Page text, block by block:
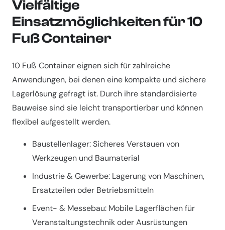
Vielfältige
Einsatzmöglichkeiten für 10
Fuß Container
10 Fuß Container eignen sich für zahlreiche
Anwendungen, bei denen eine kompakte und sichere
Lagerlösung gefragt ist. Durch ihre standardisierte
Bauweise sind sie leicht transportierbar und können
flexibel aufgestellt werden.
Baustellenlager: Sicheres Verstauen von
Werkzeugen und Baumaterial
Industrie & Gewerbe: Lagerung von Maschinen,
Ersatzteilen oder Betriebsmitteln
Event- & Messebau: Mobile Lagerflächen für
Veranstaltungstechnik oder Ausrüstungen